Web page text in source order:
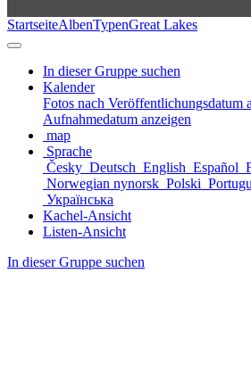
StartseiteAlbenTypenGreat Lakes
In dieser Gruppe suchen
Kalender
Fotos nach Veröffentlichungsdatum
Aufnahmedatum anzeigen
map
Sprache
Česky Deutsch English Español
Norwegian nynorsk Polski
Українська
Kachel-Ansicht
Listen-Ansicht
In dieser Gruppe suchen